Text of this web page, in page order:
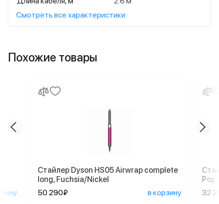
Смотреть все характеристики
Похожие товары
Стайлер Dyson HS05 Airwrap complete
long, Fuchsia/Nickel
50 290₽
в корзину
Pop
32